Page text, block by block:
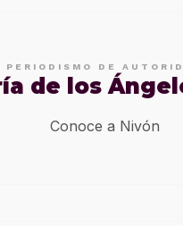
PERIODISMO DE
de los
Conoce a Nivón